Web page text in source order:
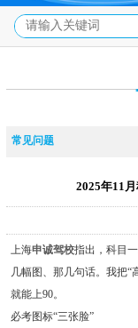
常见问题
2025年11
上海申诚驾校指出，科目
几幅图、那几句话。我把“
就能上90。
必考图标“三张脸”